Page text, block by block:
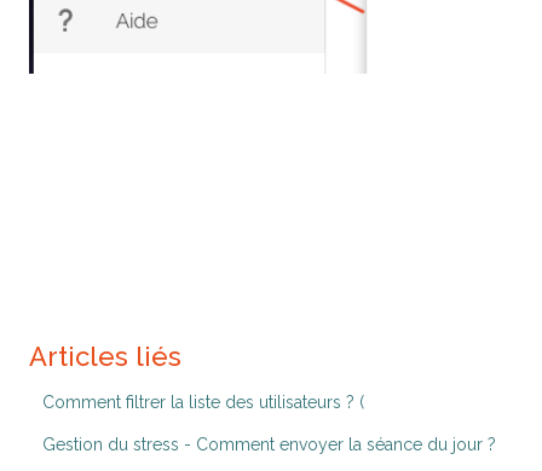
Articles liés
Comment filtrer la liste des utilisateurs ? (
Gestion du stress - Comment envoyer la séance du jour ?